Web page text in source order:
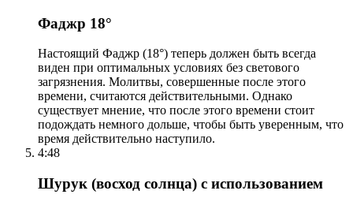
Фаджр 18°
Настоящий Фаджр (18°) теперь должен быть всегда
виден при оптимальных условиях без светового
загрязнения. Молитвы, совершенные после этого
времени, считаются действительными. Однако
существует мнение, что после этого времени стоит
подождать немного дольше, чтобы быть уверенным, что
время действительно наступило.
4:48
Шурук (восход солнца) с использованием